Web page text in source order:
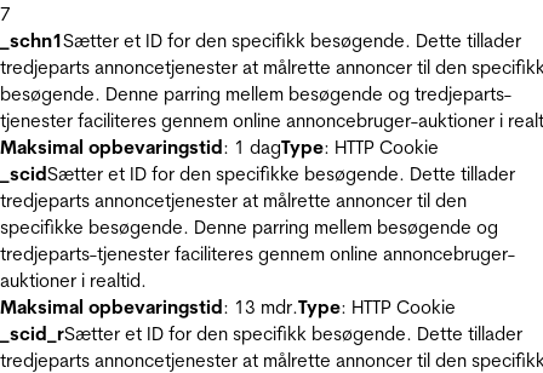
7
_schn1Sætter et ID for den specifikk besøgende. Dette tillader
tredjeparts annoncetjenester at målrette annoncer til den
besøgende. Denne parring mellem besøgende og tredjeparts-
tjenester faciliteres gennem online annoncebruger-auktioner i
Maksimal opbevaringstid: 1 dagType: HTTP Cookie
_scidSætter et ID for den specifikke besøgende. Dette tillader
tredjeparts annoncetjenester at målrette annoncer til den
specifikke besøgende. Denne parring mellem besøgende og
tredjeparts-tjenester faciliteres gennem online annoncebruger-
auktioner i realtid.
Maksimal opbevaringstid: 13 mdr.Type: HTTP Cookie
_scid_rSætter et ID for den specifikk besøgende. Dette tillader
tredjeparts annoncetjenester at målrette annoncer til den